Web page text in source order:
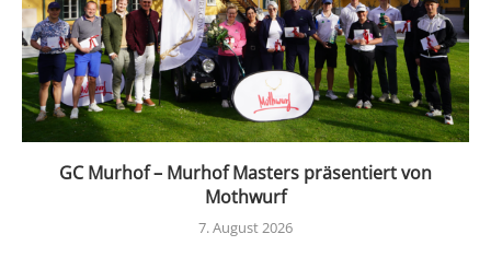
GC Murhof – Murhof Masters präsentiert von
Mothwurf
7. August 2026